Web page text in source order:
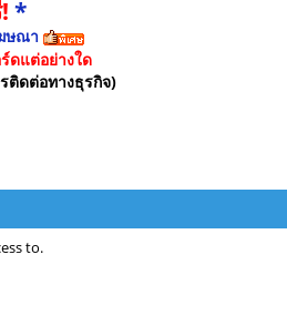
*
ษณา
ดแต่อย่างใด
ติดต่อทางธุรกิจ)
to.